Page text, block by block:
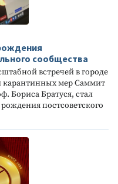
сообщества
встречей в городе
карантинных мер Саммит
Бориса Братуся, стал
постсоветского